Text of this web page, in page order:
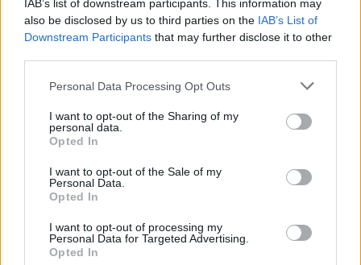
IAB’s list of downstream participants. This information may
also be disclosed by us to third parties on the IAB’s List of
Downstream Participants that may further disclose it to other
Personal Data Processing Opt Outs
I want to opt-out of the Sharing of my
personal data.
Opted In
I want to opt-out of the Sale of my
Personal Data.
Opted In
I want to opt-out of processing my
Personal Data for Targeted Advertising.
Opted In